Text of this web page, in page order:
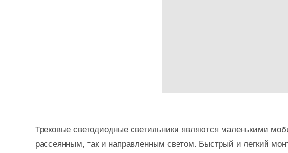
Трековые светодиодные светильники являются маленькими
рассеянным, так и направленным светом. Быстрый и легкий